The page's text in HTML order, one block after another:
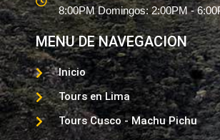
8:00PM Domingos: 2:00PM -
MENU DE NAVEGACION
Inicio
Tours en Lima
Tours Cusco - Machu Pichu